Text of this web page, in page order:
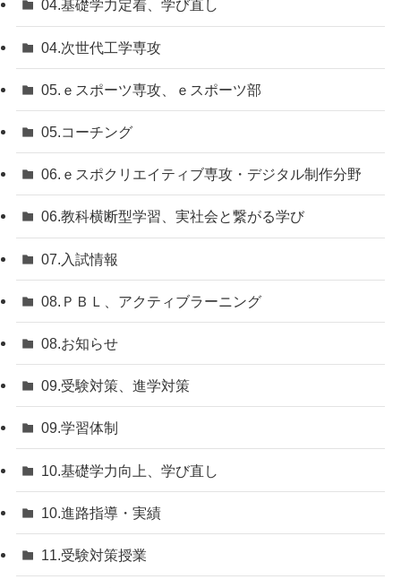
04.基礎学力定着、学び直し
04.次世代工学専攻
05.ｅスポーツ専攻、ｅスポーツ部
05.コーチング
06.ｅスポクリエイティブ専攻・デジタル制作分野
06.教科横断型学習、実社会と繋がる学び
07.入試情報
08.ＰＢＬ、アクティブラーニング
08.お知らせ
09.受験対策、進学対策
09.学習体制
10.基礎学力向上、学び直し
10.進路指導・実績
11.受験対策授業